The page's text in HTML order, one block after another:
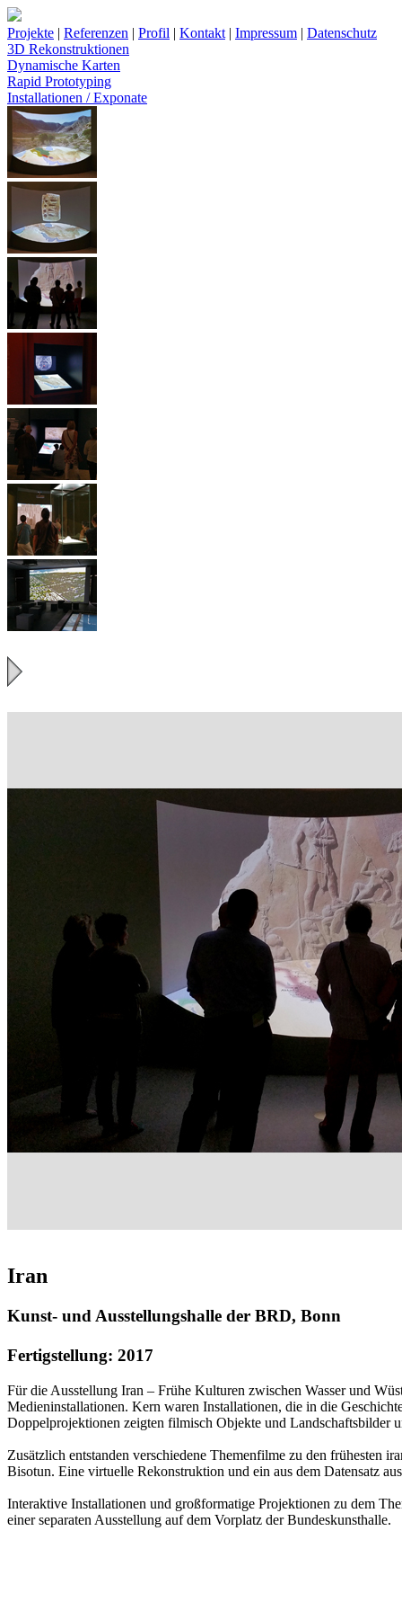
Projekte | Referenzen | Profil | Kontakt | Impressum | Datenschutz
3D Rekonstruktionen
Dynamische Karten
Rapid Prototyping
Installationen / Exponate
Iran
Kunst- und Ausstellungshalle der BRD, Bonn
Fertigstellung: 2017
Für die Ausstellung Iran – Frühe Kulturen zwischen Wasser und
Medieninstallationen. Kern waren Installationen, die in die
Doppelprojektionen zeigten filmisch Objekte und Landschaftsbilder
Zusätzlich entstanden verschiedene Themenfilme zu den frühesten
Bisotun. Eine virtuelle Rekonstruktion und ein aus dem Datensatz
Interaktive Installationen und großformatige Projektionen zu dem
einer separaten Ausstellung auf dem Vorplatz der Bundeskunsthalle.